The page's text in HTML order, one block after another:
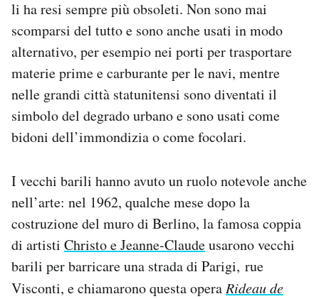
li ha resi sempre più obsoleti. Non sono mai
scomparsi del tutto e sono anche usati in modo
alternativo, per esempio nei porti per trasportare
materie prime e carburante per le navi, mentre
nelle grandi città statunitensi sono diventati il
simbolo del degrado urbano e sono usati come
bidoni dell’immondizia o come focolari.
I vecchi barili hanno avuto un ruolo notevole anche
nell’arte: nel 1962, qualche mese dopo la
costruzione del muro di Berlino, la famosa coppia
di artisti Christo e Jeanne-Claudeusarono vecchi
barili per barricare una strada di Parigi, rue
Visconti, e chiamarono questa opera Rideau de